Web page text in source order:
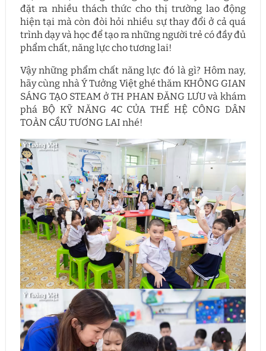
đặt ra nhiều thách thức cho thị trường lao động
hiện tại mà còn đòi hỏi nhiều sự thay đổi ở cả quá
trình dạy và học để tạo ra những người trẻ có đầy đủ
phẩm chất, năng lực cho tương lai!
Vậy những phẩm chất năng lực đó là gì? Hôm nay,
hãy cùng nhà Ý Tưởng Việt ghé thăm KHÔNG GIAN
SÁNG TẠO STEAM ở TH PHAN ĐĂNG LƯU và khám
phá BỘ KỸ NĂNG 4C CỦA THẾ HỆ CÔNG DÂN
TOÀN CẦU TƯƠNG LAI nhé!